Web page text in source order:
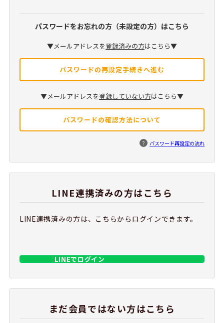
パスワードをお忘れの方（未設定の方）はこちら
▼メールアドレスを登録済みの方はこちら▼
パスワードの再設定手続きへ進む
▼メールアドレスを登録していない方はこちら▼
パスワードの確認方法について
? パスワード再設定の流れ
LINE連携済みの方はこちら
LINE連携済みの方は、こちらからログインできます。
LINEでログイン
まだ会員ではない方はこちら